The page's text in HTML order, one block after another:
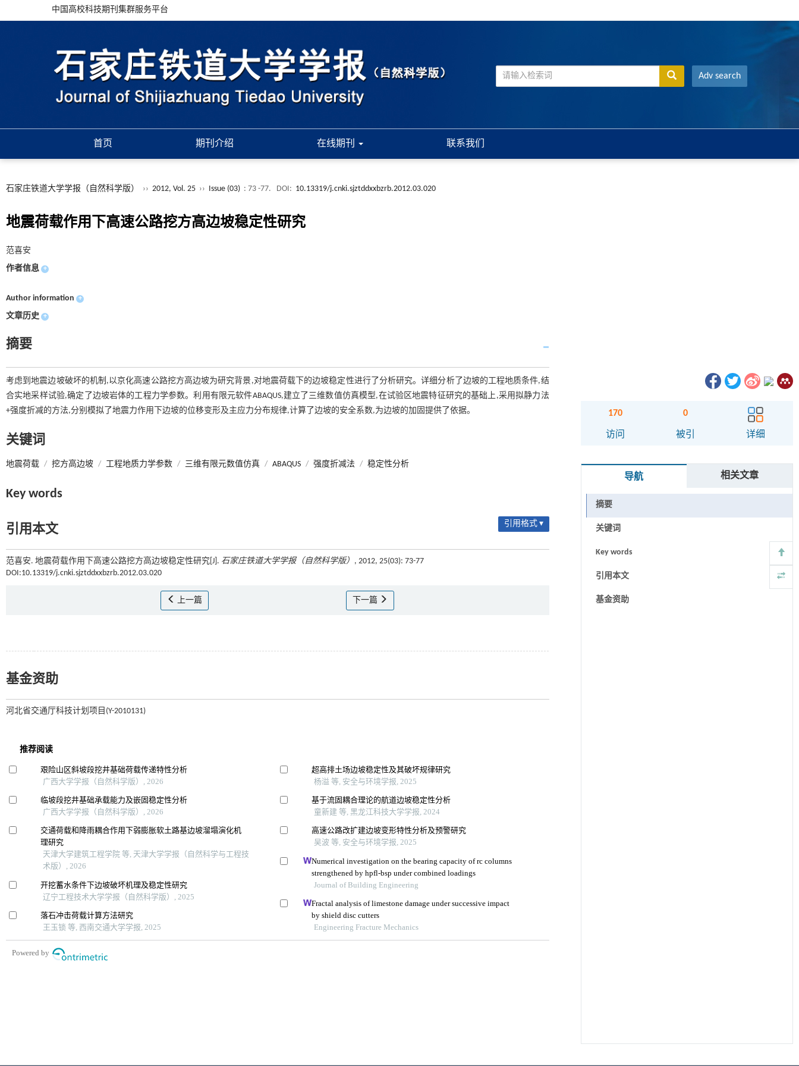
中国高校科技期刊集群服务平台
Adv search
首页 期刊介绍 在线期刊 联系我们
石家庄铁道大学学报（自然科学版） ›› 2012, Vol. 25 ›› Issue (03) : 73 -77. DOI: 10.13319/j.cnki.sjztddxxbzrb.2012.03.020
地震荷载作用下高速公路挖方高边坡稳定性研究
范喜安
作者信息 +
Author information +
文章历史 +
摘要
考虑到地震边坡破坏的机制,以京化高速公路挖方高边坡为研究背景,对地震荷载下的边坡稳定性进行了分析研究。详细分析了边坡的工程地质条件,结
合实地采样试验,确定了边坡岩体的工程力学参数。利用有限元软件ABAQUS,建立了三维数值仿真模型,在试验区地震特征研究的基础上,采用拟静力法
+强度折减的方法,分别模拟了地震力作用下边坡的位移变形及主应力分布规律,计算了边坡的安全系数,为边坡的加固提供了依据。
关键词
地震荷载 / 挖方高边坡 / 工程地质力学参数 / 三维有限元数值仿真 / ABAQUS / 强度折减法 / 稳定性分析
Key words
引用本文 引用格式 ▾
范喜安. 地震荷载作用下高速公路挖方高边坡稳定性研究[J]. 石家庄铁道大学学报（自然科学版） , 2012, 25(03): 73-77
DOI:10.13319/j.cnki.sjztddxxbzrb.2012.03.020
上一篇 下一篇
基金资助
河北省交通厅科技计划项目(Y-2010131)
170
访问
0
被引 详细
导航 相关文章
摘要
关键词
Key words
引用本文
基金资助